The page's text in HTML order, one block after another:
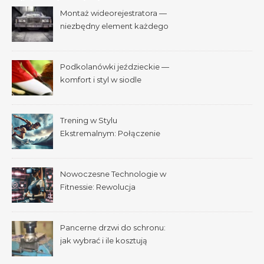
Montaż wideorejestratora —
niezbędny element każdego
Podkolanówki jeździeckie —
komfort i styl w siodle
Trening w Stylu
Ekstremalnym: Połączenie
Nowoczesne Technologie w
Fitnessie: Rewolucja
Pancerne drzwi do schronu:
jak wybrać i ile kosztują